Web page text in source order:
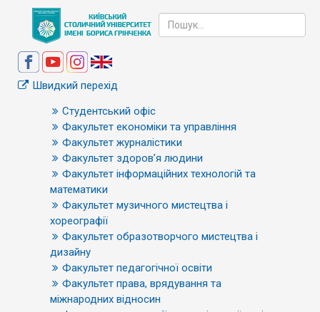
Швидкий перехід
Студентський офіс
Факультет економіки та управління
Факультет журналістики
Факультет здоров’я людини
Факультет інформаційних технологій та
математики
Факультет музичного мистецтва і
хореографії
Факультет образотворчого мистецтва і
дизайну
Факультет педагогічної освіти
Факультет права, врядування та
міжнародних відносин